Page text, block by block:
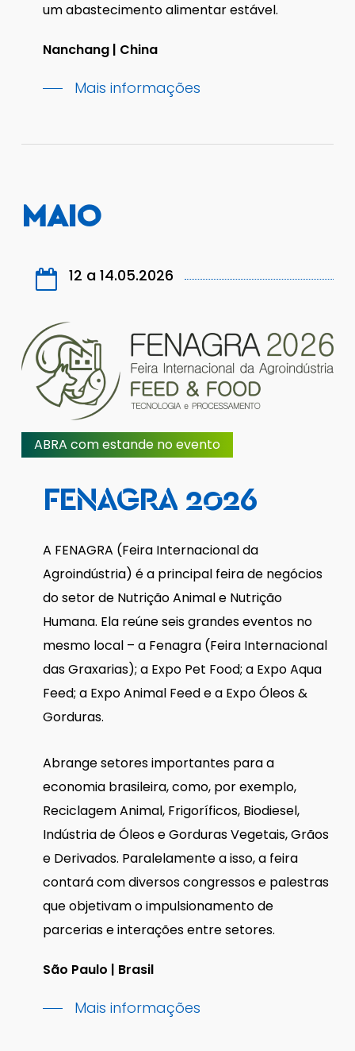
um abastecimento alimentar estável.
Nanchang | China
Mais informações
MAIO
12 a 14.05.2026
ABRA com estande no evento
FENAGRA 2026
A FENAGRA (Feira Internacional da
Agroindústria) é a principal feira de negócios
do setor de Nutrição Animal e Nutrição
Humana. Ela reúne seis grandes eventos no
mesmo local – a Fenagra (Feira Internacional
das Graxarias); a Expo Pet Food; a Expo Aqua
Feed; a Expo Animal Feed e a Expo Óleos &
Gorduras.
Abrange setores importantes para a
economia brasileira, como, por exemplo,
Reciclagem Animal, Frigoríficos, Biodiesel,
Indústria de Óleos e Gorduras Vegetais, Grãos
e Derivados. Paralelamente a isso, a feira
contará com diversos congressos e palestras
que objetivam o impulsionamento de
parcerias e interações entre setores.
São Paulo | Brasil
Mais informações